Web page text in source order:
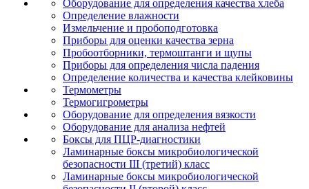
Оборудование для определения качества хлеба
Определение влажности
Измельчение и пробоподготовка
Приборы для оценки качества зерна
Пробоотборники, термоштанги и щупы
Приборы для определения числа падения
Определение количества и качества клейковины
Термометры
Термогигрометры
Оборудование для определения вязкости
Оборудование для анализа нефтей
Боксы для ПЦР-диагностики
Ламинарные боксы микробиологической
безопасности III (третий) класс
Ламинарные боксы микробиологической